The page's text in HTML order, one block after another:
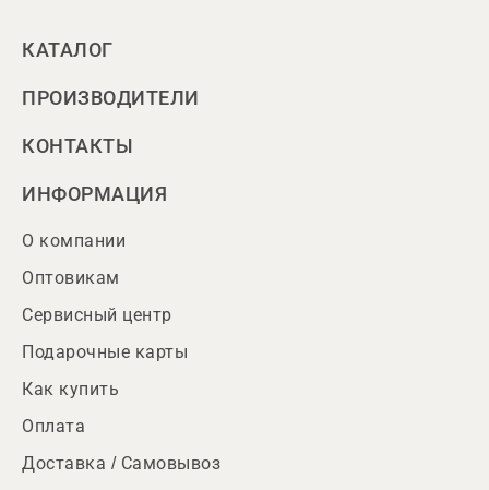
КАТАЛОГ
ПРОИЗВОДИТЕЛИ
КОНТАКТЫ
ИНФОРМАЦИЯ
О компании
Оптовикам
Сервисный центр
Подарочные карты
Как купить
Оплата
Доставка / Самовывоз